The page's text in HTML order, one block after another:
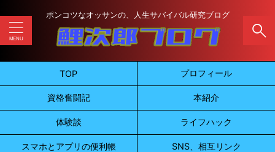
ポンコツなオッサンの、人生サバイバル研究ブログ
TOP プロフィール
資格奮闘記 本紹介
体験談 ライフハック
スマホとアプリの便利帳 SNS、相互リンク